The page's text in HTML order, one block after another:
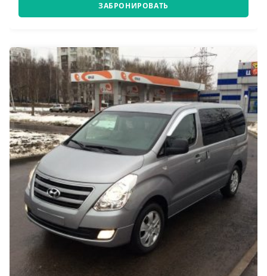
ЗАБРОНИРОВАТЬ